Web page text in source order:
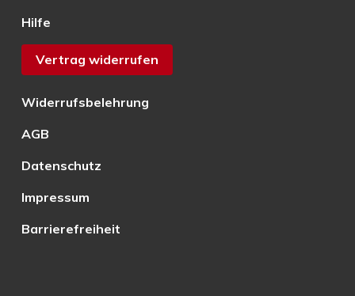
Hilfe
Vertrag widerrufen
Widerrufsbelehrung
AGB
Datenschutz
Impressum
Barrierefreiheit